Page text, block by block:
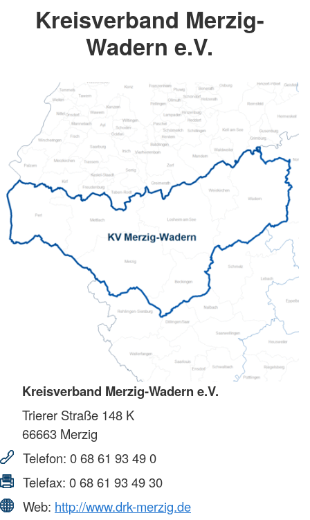
Kreisverband Merzig-
Wadern e.V.
Kreisverband Merzig-Wadern e.V.
Trierer Straße 148 K
66663 Merzig
Telefon: 0 68 61 93 49 0
Telefax: 0 68 61 93 49 30
Web: http://www.drk-merzig.de